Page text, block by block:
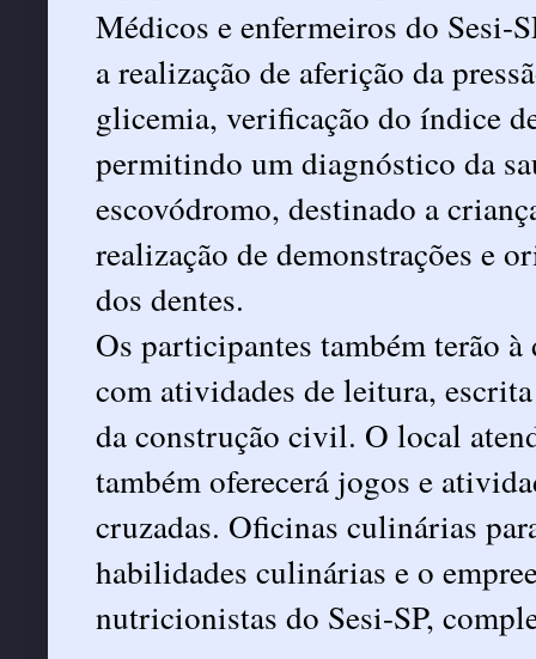
Médicos e enfermeiros do Sesi-
a realização de aferição da
glicemia, verificação do índice
permitindo um diagnóstico da
escovódromo, destinado a
realização de demonstrações e
dos dentes.
Os participantes também terão
com atividades de leitura,
da construção civil. O local
também oferecerá jogos e
cruzadas. Oficinas culinárias
habilidades culinárias e o
nutricionistas do Sesi-SP,